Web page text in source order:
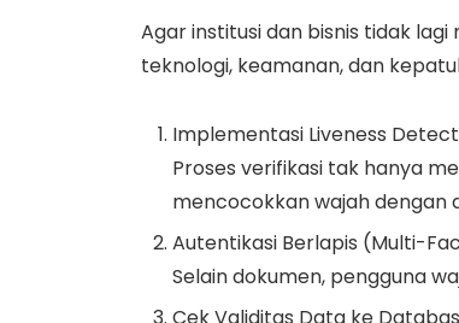
Agar institusi dan bisnis tidak
teknologi, keamanan, dan
Implementasi Liveness
Proses verifikasi tak hanya
mencocokkan wajah dengan
Autentikasi Berlapis (Multi-
Selain dokumen, pengguna